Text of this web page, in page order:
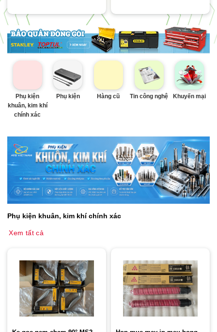
Phụ kiện
khuân, kim khí
chính xác
Phụ kiện Hàng cũ Tin công nghệ Khuyến mại
Phụ kiện khuân, kim khí chính xác
Xem tất cả